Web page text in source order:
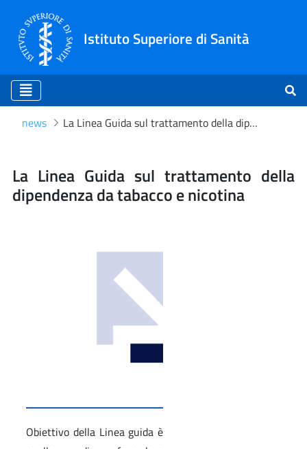
Istituto Superiore di Sanità
news La Linea Guida sul trattamento della dipendenza da tabacco e nicotina
La Linea Guida sul
La Linea Guida sul trattamento della
dipendenza da tabacco e nicotina
Obiettivo della Linea guida è